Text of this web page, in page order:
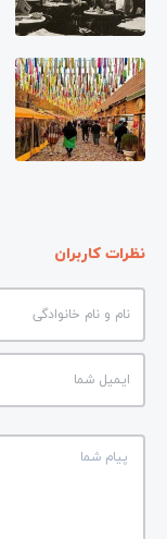
نظرات کاربران